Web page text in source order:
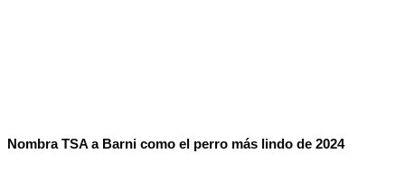
Nombra TSA a Barni como el perro más lindo de 2024